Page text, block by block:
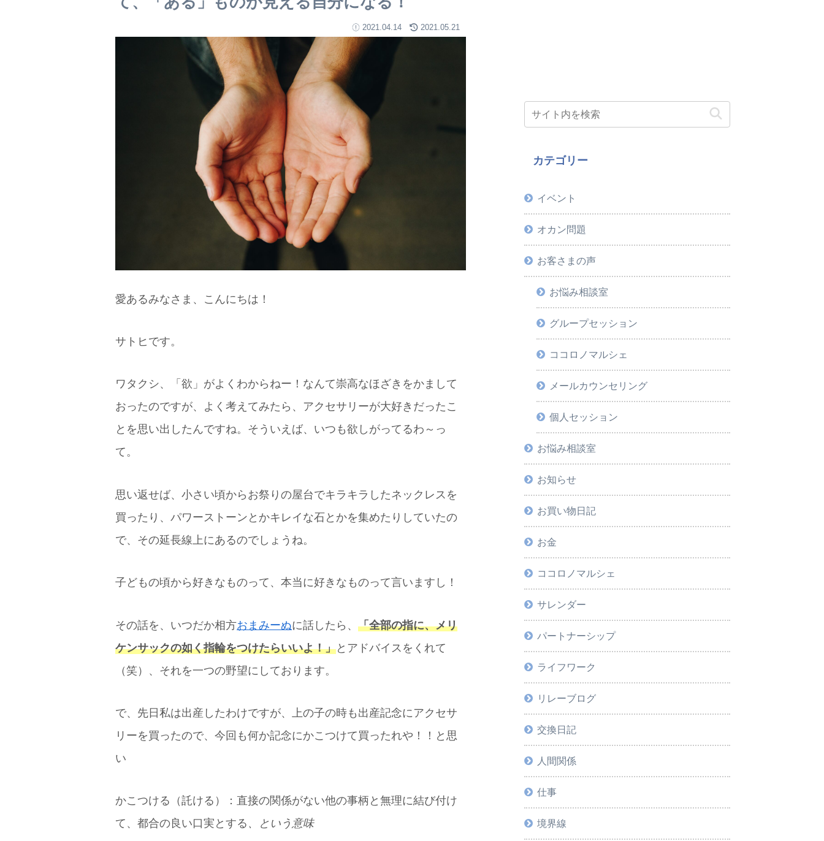
2021.04.14 2021.05.21
愛あるみなさま、こんにちは！
サトヒです。
ワタクシ、「欲」がよくわからねー！なんて崇高なほざきをかまして
おったのですが、よく考えてみたら、アクセサリーが大好きだったこ
とを思い出したんですね。そういえば、いつも欲しがってるわ～っ
て。
思い返せば、小さい頃からお祭りの屋台でキラキラしたネックレスを
買ったり、パワーストーンとかキレイな石とかを集めたりしていたの
で、その延長線上にあるのでしょうね。
子どもの頃から好きなものって、本当に好きなものって言いますし！
その話を、いつだか相方おまみーぬに話したら、 「全部の指に、メリ
ケンサックの如く指輪をつけたらいいよ！」とアドバイスをくれて
（笑）、それを一つの野望にしております。
で、先日私は出産したわけですが、上の子の時も出産記念にアクセサ
リーを買ったので、今回も何か記念にかこつけて買ったれや！！と思
い
かこつける（託ける）：直接の関係がない他の事柄と無理に結び付け
て、都合の良い口実とする 、という意味
カテゴリー
イベント
オカン問題
お客さまの声
お悩み相談室
グループセッション
ココロノマルシェ
メールカウンセリング
個人セッション
お悩み相談室
お知らせ
お買い物日記
お金
ココロノマルシェ
サレンダー
パートナーシップ
ライフワーク
リレーブログ
交換日記
人間関係
仕事
境界線